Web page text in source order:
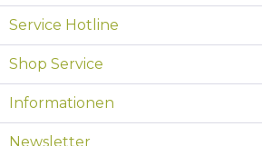
Service Hotline
Shop Service
Informationen
Newsletter